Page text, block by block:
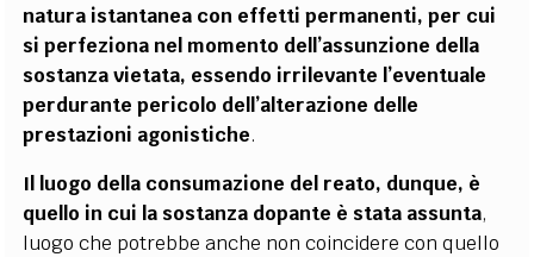
natura istantanea con effetti permanenti, per cui
si perfeziona nel momento dell’assunzione della
sostanza vietata, essendo irrilevante l’eventuale
perdurante pericolo dell’alterazione delle
prestazioni agonistiche.
Il luogo della consumazione del reato, dunque, è
quello in cui la sostanza dopante è stata assunta,
luogo che potrebbe anche non coincidere con quello